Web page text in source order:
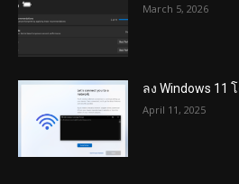
March 5, 2026
ลง Windows 11
April 11, 2025